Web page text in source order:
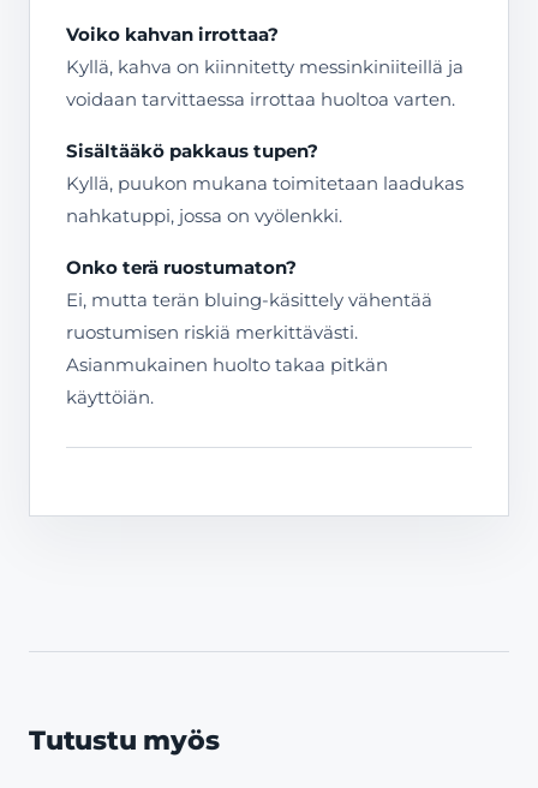
Voiko kahvan irrottaa?
Kyllä, kahva on kiinnitetty messinkiniiteillä ja
voidaan tarvittaessa irrottaa huoltoa varten.
Sisältääkö pakkaus tupen?
Kyllä, puukon mukana toimitetaan laadukas
nahkatuppi, jossa on vyölenkki.
Onko terä ruostumaton?
Ei, mutta terän bluing-käsittely vähentää
ruostumisen riskiä merkittävästi.
Asianmukainen huolto takaa pitkän
käyttöiän.
Tutustu myös